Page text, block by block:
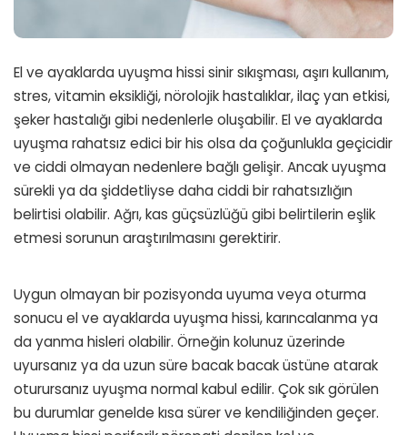
El ve ayaklarda uyuşma hissi sinir sıkışması, aşırı kullanım,
stres, vitamin eksikliği, nörolojik hastalıklar, ilaç yan etkisi,
şeker hastalığı gibi nedenlerle oluşabilir. El ve ayaklarda
uyuşma rahatsız edici bir his olsa da çoğunlukla geçicidir
ve ciddi olmayan nedenlere bağlı gelişir. Ancak uyuşma
sürekli ya da şiddetliyse daha ciddi bir rahatsızlığın
belirtisi olabilir. Ağrı, kas güçsüzlüğü gibi belirtilerin eşlik
etmesi sorunun araştırılmasını gerektirir.
Uygun olmayan bir pozisyonda uyuma veya oturma
sonucu el ve ayaklarda uyuşma hissi, karıncalanma ya
da yanma hisleri olabilir. Örneğin kolunuz üzerinde
uyursanız ya da uzun süre bacak bacak üstüne atarak
oturursanız uyuşma normal kabul edilir. Çok sık görülen
bu durumlar genelde kısa sürer ve kendiliğinden geçer.